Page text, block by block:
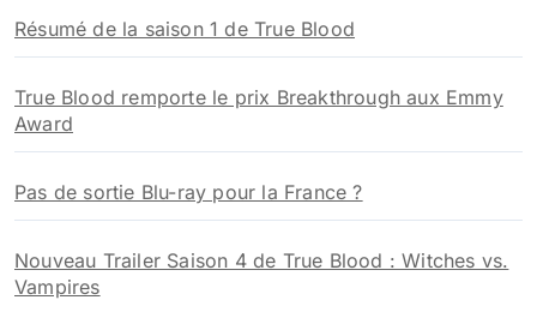
Résumé de la saison 1 de True Blood
True Blood remporte le prix Breakthrough aux Emmy
Award
Pas de sortie Blu-ray pour la France ?
Nouveau Trailer Saison 4 de True Blood : Witches vs.
Vampires